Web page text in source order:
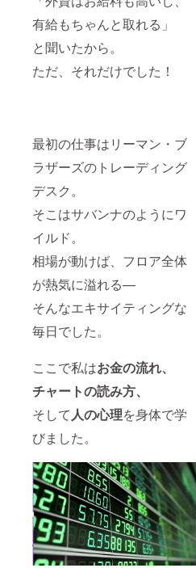
有給もちゃんと取れる」
と聞いたから。
ただ、それだけでした！
最初の仕事はリーマン・ブ
ラザーズのトレーディング
デスク。
そこはサバンナのようにワ
イルド。
相場が動けば、フロア全体
が熱気に溢れる—
そんなエキサイティングな
毎日でした。
ここで私はお金の流れ、
チャートの読み方、
そして人の心理を身体で学
びました。